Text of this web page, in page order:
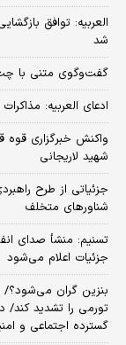
شد
گفت‌وگوی متنی با
ادعای العربیه:
واکنش خبرگزاری قوه
شهید لاریجانی
شناورهای متخلف
تسنیم: منشأ صدای
جزئیات اعلام می‌شود
بنزین گران می‌شود؟/
تورمی را تشدید کند/
گسترده اجتماعی و